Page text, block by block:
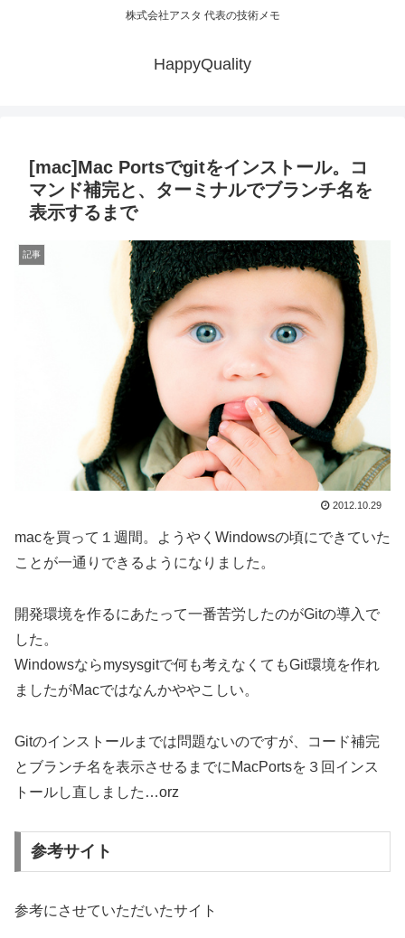
株式会社アスタ 代表の技術メモ
HappyQuality
[mac]Mac Portsでgitをインストール。コ
マンド補完と、ターミナルでブランチ名を
表示するまで
記事
2012.10.29
macを買って１週間。ようやくWindowsの頃にできていた
ことが一通りできるようになりました。
開発環境を作るにあたって一番苦労したのがGitの導入で
した。
Windowsならmysysgitで何も考えなくてもGit環境を作れ
ましたがMacではなんかややこしい。
Gitのインストールまでは問題ないのですが、コード補完
とブランチ名を表示させるまでにMacPortsを３回インス
トールし直しました…orz
参考サイト
参考にさせていただいたサイト